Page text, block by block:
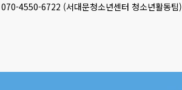
4550-6722 (서대문청소년센터 청소년활동팀)